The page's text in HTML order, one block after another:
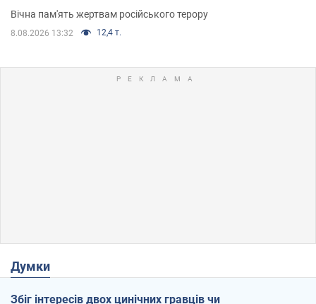
Вічна пам'ять жертвам російського терору
8.08.2026 13:32 12,4 т.
Думки
Збіг інтересів двох цинічних гравців чи